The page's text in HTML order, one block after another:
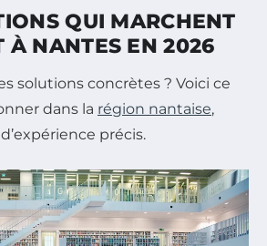
QUI MARCHENT
À NANTES EN 2026
solutions concrètes ? Voici ce
dans la région nantaise,
précis.